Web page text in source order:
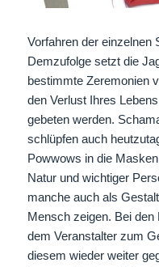
Vorfahren der einzelnen
Demzufolge setzt die
bestimmte Zeremonien
den Verlust Ihres
gebeten werden.
schlüpfen auch
Powwows in die
Natur und wichtiger
manche auch als
Mensch zeigen. Bei
dem Veranstalter zum
diesem wieder weiter